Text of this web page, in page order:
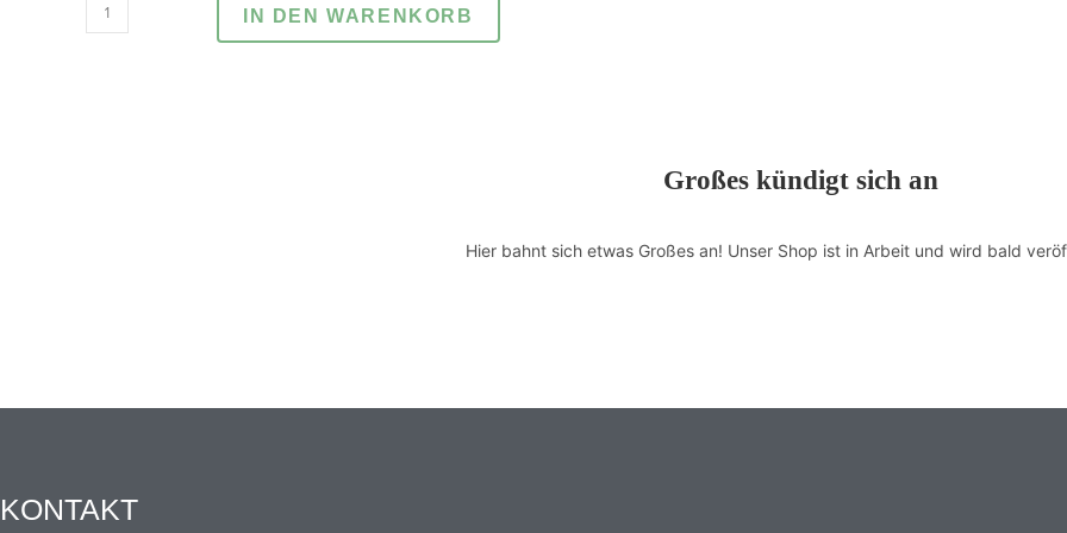
die
IN DEN WARENKORB
Großes kündigt sich an
Hier bahnt sich etwas Großes an! Unser Shop ist in Arbeit und wird bald
KONTAKT